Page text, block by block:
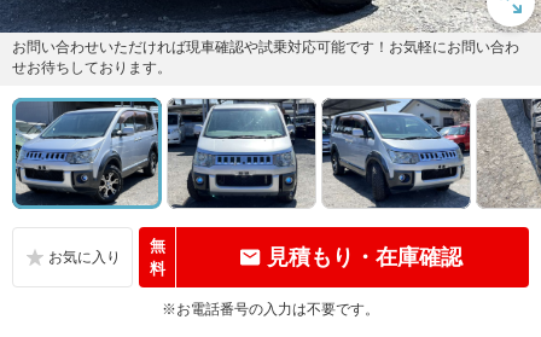
お問い合わせいただければ現車確認や試乗対応可能です！お気軽にお問い合わ
せお待ちしております。
無
料
見積もり・在庫確認
※お電話番号の入力は不要です。